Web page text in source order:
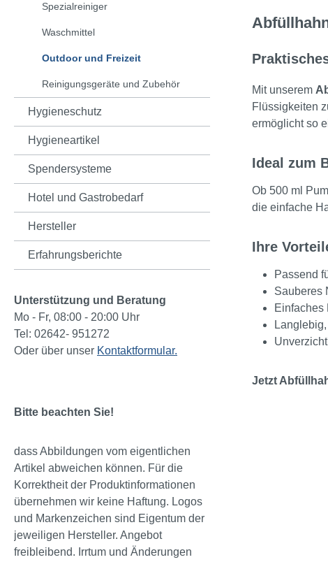
Spezialreiniger
Waschmittel
Outdoor und Freizeit
Reinigungsgeräte und Zubehör
Hygieneschutz
Hygieneartikel
Spendersysteme
Hotel und Gastrobedarf
Hersteller
Erfahrungsberichte
Unterstützung und Beratung
Mo - Fr, 08:00 - 20:00 Uhr
Tel: 02642- 951272
Oder über unser Kontaktformular.
Bitte beachten Sie!
dass Abbildungen vom eigentlichen
Artikel abweichen können. Für die
Korrektheit der Produktinformationen
übernehmen wir keine Haftung. Logos
und Markenzeichen sind Eigentum der
jeweiligen Hersteller. Angebot
freibleibend. Irrtum und Änderungen
Mit unserem
Flüssigkeiten
ermöglicht so
Ideal zum
Ob 500 ml
die einfache
Ihre
Passend
Sauberes
Einfaches
Jetzt